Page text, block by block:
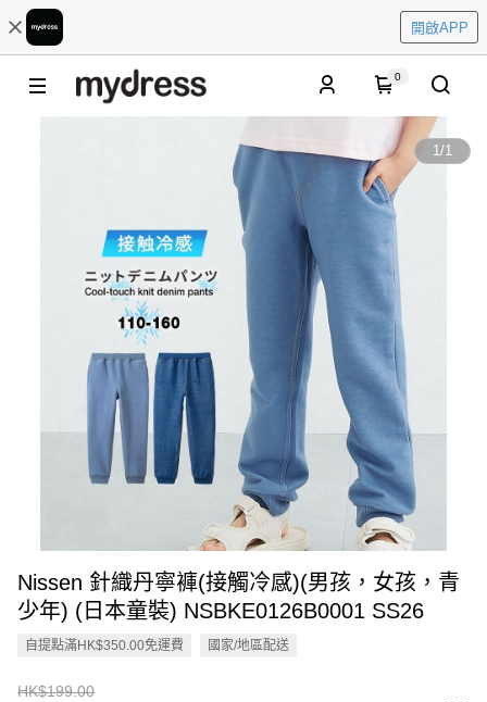
開啟APP
0
1/1
Nissen 針織丹寧褲(接觸冷感)(男孩，女孩，青
少年) (日本童裝) NSBKE0126B0001 SS26
自提點滿HK$350.00免運費 國家/地區配送
HK$199.00